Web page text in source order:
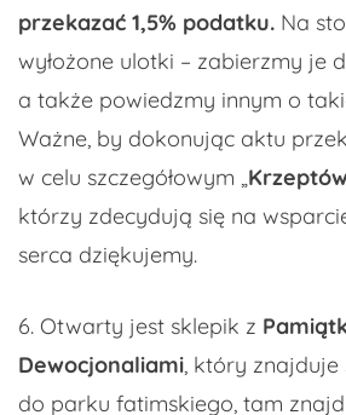
przekazać 1,5% podatku. Na
wyłożone ulotki – zabierzmy je
a także powiedzmy innym o
Ważne, by dokonując aktu
w celu szczegółowym „
którzy zdecydują się na
serca dziękujemy.
6. Otwarty jest sklepik z
Dewocjonaliami, który znajduje
do parku fatimskiego, tam